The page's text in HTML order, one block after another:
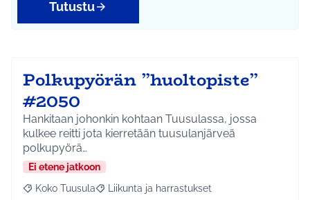
Tutustu
Polkupyörän ”huoltopiste”
#2050
Hankitaan johonkin kohtaan Tuusulassa, jossa
kulkee reitti jota kierretään tuusulanjärveä
polkupyörä…
Ei etene jatkoon
Rajaa tulokset aihepiirin mukaan: Koko Tuusula
Koko Tuusula Rajaa tulokset teeman mukaan: Liikunta ja
Liikunta ja harrastukset